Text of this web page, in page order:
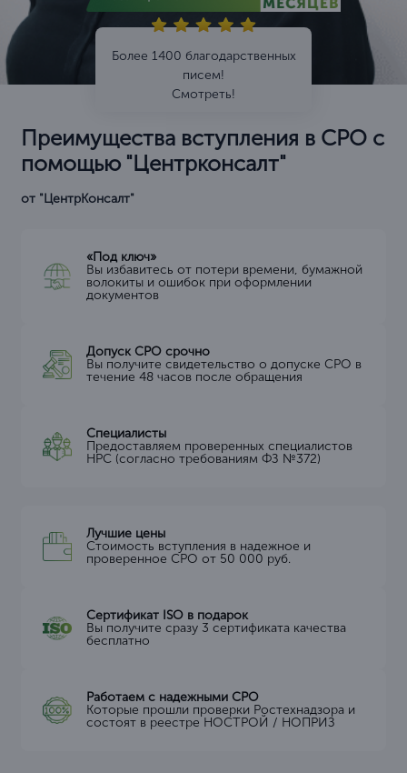
Более 1400 благодарственных
писем!
Смотреть!
Преимущества вступления в СРО с
помощью "Центрконсалт"
от "ЦентрКонсалт"
«Под ключ»
Вы избавитесь от потери времени, бумажной
волокиты и ошибок при оформлении
документов
Допуск СРО срочно
Вы получите свидетельство о допуске СРО в
течение 48 часов после обращения
Специалисты
Предоставляем проверенных специалистов
НРС (согласно требованиям ФЗ №372)
Лучшие цены
Стоимость вступления в надежное и
проверенное СРО от 50 000 руб.
Сертификат ISO в подарок
Вы получите сразу 3 сертификата качества
бесплатно
Работаем с надежными СРО
Которые прошли проверки Ростехнадзора и
состоят в реестре НОСТРОЙ / НОПРИЗ